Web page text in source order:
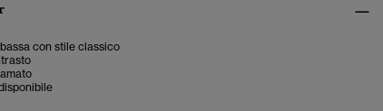
con stile classico